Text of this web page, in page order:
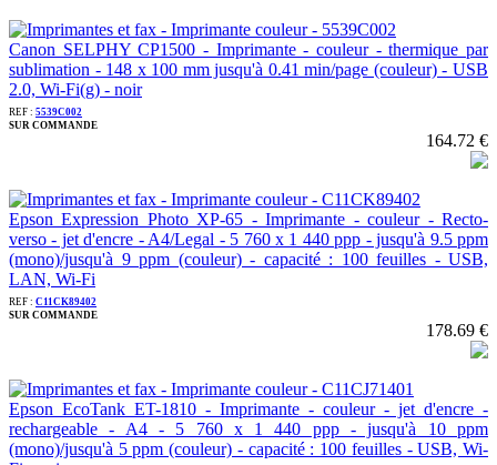
Canon SELPHY CP1500 - Imprimante - couleur - thermique par
sublimation - 148 x 100 mm jusqu'à 0.41 min/page (couleur) - USB
2.0, Wi-Fi(g) - noir
REF : 5539C002
SUR COMMANDE
164.72 €
Epson Expression Photo XP-65 - Imprimante - couleur - Recto-
verso - jet d'encre - A4/Legal - 5 760 x 1 440 ppp - jusqu'à 9.5 ppm
(mono)/jusqu'à 9 ppm (couleur) - capacité : 100 feuilles - USB,
LAN, Wi-Fi
REF : C11CK89402
SUR COMMANDE
178.69 €
Epson EcoTank ET-1810 - Imprimante - couleur - jet d'encre -
rechargeable - A4 - 5 760 x 1 440 ppp - jusqu'à 10 ppm
(mono)/jusqu'à 5 ppm (couleur) - capacité : 100 feuilles - USB, Wi-